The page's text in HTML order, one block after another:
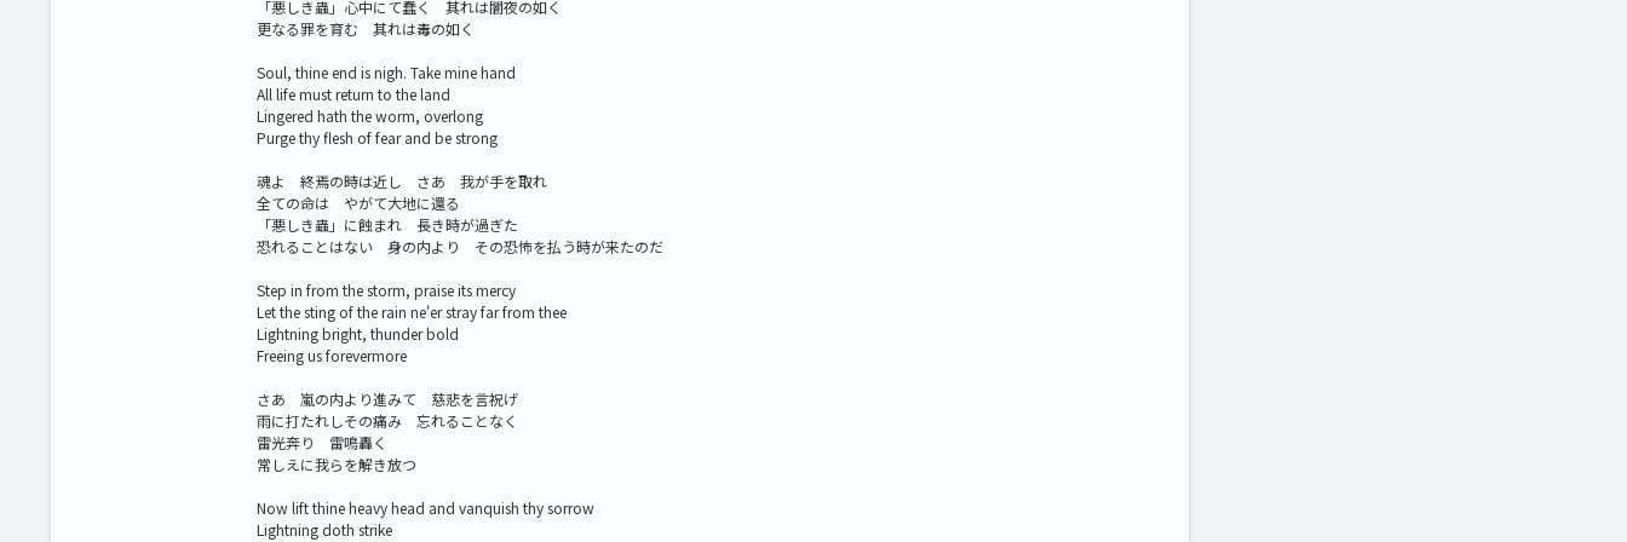
「悪しき蟲」心中にて蠢く 其れは闇夜の如く
更なる罪を育む 其れは毒の如く
Soul, thine end is nigh. Take mine hand
All life must return to the land
Lingered hath the worm, overlong
Purge thy flesh of fear and be strong
魂よ 終焉の時は近し さあ 我が手を取れ
全ての命は やがて大地に還る
「悪しき蟲」に蝕まれ 長き時が過ぎた
恐れることはない 身の内より その恐怖を払う時が来たのだ
Step in from the storm, praise its mercy
Let the sting of the rain ne'er stray far from thee
Lightning bright, thunder bold
Freeing us forevermore
さあ 嵐の内より進みて 慈悲を言祝げ
雨に打たれしその痛み 忘れることなく
雷光奔り 雷鳴轟く
常しえに我らを解き放つ
Now lift thine heavy head and vanquish thy sorrow
Lightning doth strike